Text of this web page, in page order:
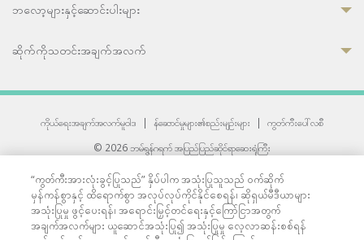
ဘလော့များနှင့်ဆောင်းပါးများ
ဆိုက်ကိုသတင်းအချက်အလက်
ကိုယ်ရေးအချက်အလက်မူဝါဒ | န်ဆောင်မှုများ၏စည်းမျဉ်းများ |
ကွတ်ကီးပေါ်လစီ
© 2026 ဘမ်ရွန်ဂရက် အပြည်ပြည်ဆိုင်ရာဆေးရုံကြီး
33 Sukhumvit 3, Wattana, Bangkok 10110 Thailand.
All rights reserved.
“ကွတ်ကီးအားလုံးခွင့်ပြုသည်” နှိပ်ပါက အသုံးပြုသူသည် ဝက်ဆိုက်
မှန်ကန်စွာနှင့် ထိရောက်စွာ အလုပ်လုပ်ကိုင်နိုင်စေရန်၊ ဆိုရှယ်မီဒီယာများ
အသုံးပြုမှု ဖွင့်ပေးရန်၊ အရောင်းမြှင့်တင်ရေးနှင့်ကြော်ငြာအတွက်
အချက်အလက်များ ယူဆောင်အသုံးပြု၍ အသုံးပြုမှု လေ့လာဆန်းစစ်ရန်